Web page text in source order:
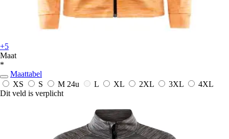
+5
Maat
*
Maattabel
XS
S M 24u L XL 2XL 3XL
4XL
Dit veld is verplicht